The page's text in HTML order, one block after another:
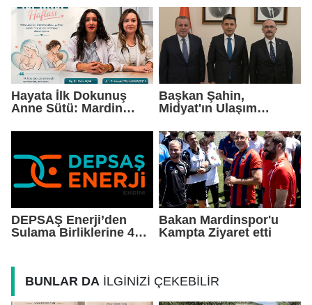
Hayata İlk Dokunuş
Anne Sütü: Mardin
Farkındalık Çağrısı
Başkan Şahin,
Midyat'ın Ulaşım
Taşıdı
DEPSAŞ Enerji’den
Sulama Birliklerine 48
Bakan Mardinspor'u
Kampta Ziyaret etti
BUNLAR DA İLGİNİZİ ÇEKEBİLİR